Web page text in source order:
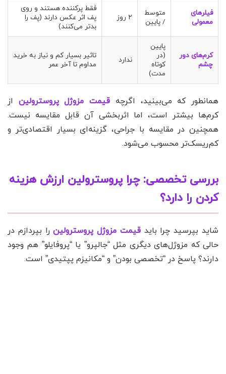
فیلرهای
معمولی
متوسط
/ پایین
۲ روز
فقط پرکننده هستند و روی
پف اثر عکس دارند (پف را
بدتر می‌کنند)
کرم‌های دور
چشم
پایین
(در
کوتاه
مدت)
ندارد
تاثیر بسیار کم و نیاز به خرید
مداوم تا آخر عمر
همانطور که می‌بینید، اگرچه قیمت مزوژل پروسترولین از
کرم‌ها بیشتر است، اما اثربخشی آن قابل مقایسه نیست.
همچنین در مقایسه با جراحی، گزینه‌ای بسیار اقتصادی‌تر و
کم‌ریسک‌تر محسوب می‌شود.
بررسی تخصصی: چرا پروسترولین ارزش هزینه
کردن را دارد؟
شاید بپرسید چرا بایدقیمت مزوژل پروسترولینرا بپردازم در
حالی که مزوژل‌های دیگری مثل “جالپرو” یا “پروفایلو” هم وجود
دارند؟ پاسخ در “تخصصی بودن” و “مکانیزم پپتیدی” است.